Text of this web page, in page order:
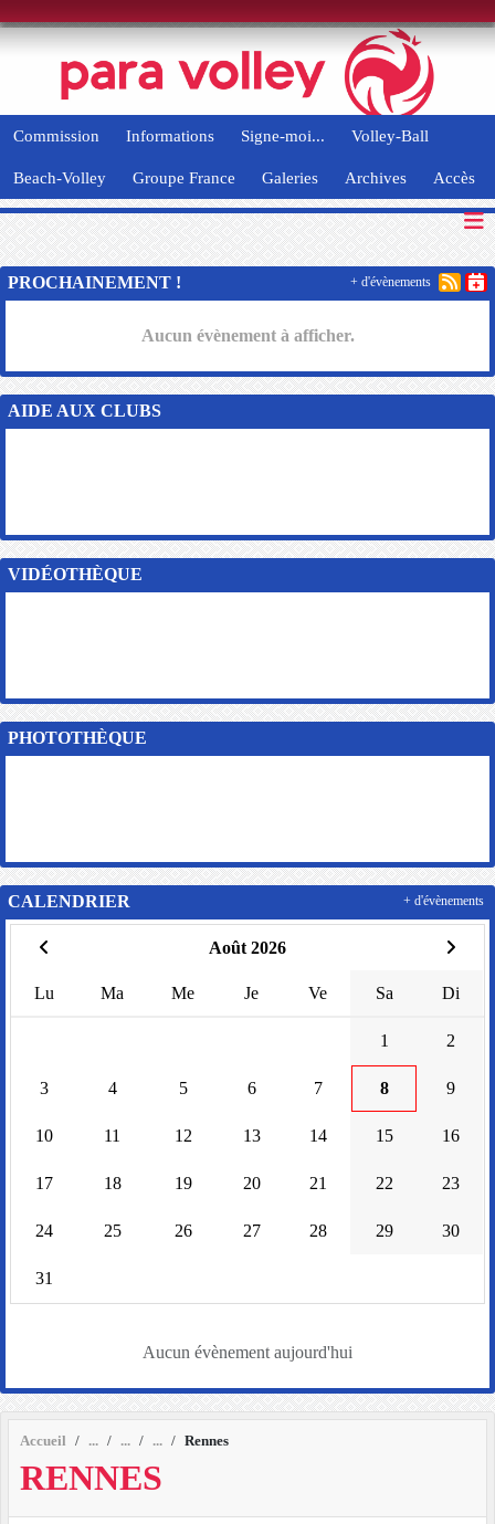
Commission Informations Signe-moi... Volley-Ball
Beach-Volley Groupe France Galeries Archives Accès
Accueil Rennes
RENNES
PROCHAINEMENT !
Aucun évènement à afficher.
+ d'évènements
AIDE AUX CLUBS
VIDÉOTHÈQUE
PHOTOTHÈQUE
CALENDRIER
Août 2026
Lu Ma Me Je Ve Sa Di
1 2
3 4 5 6 7 8 9
10 11 12 13 14 15 16
17 18 19 20 21 22 23
24 25 26 27 28 29 30
31
Aucun évènement aujourd'hui
+ d'évènements